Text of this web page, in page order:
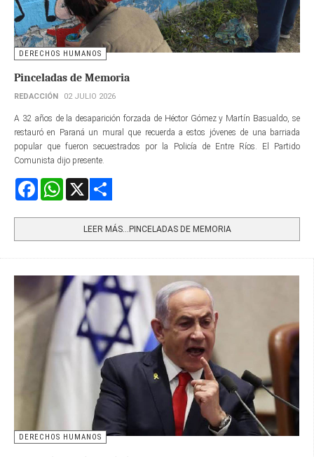
DERECHOS HUMANOS
Pinceladas de Memoria
REDACCIÓN 02 JULIO 2026
A 32 años de la desaparición forzada de Héctor Gómez y Martín Basualdo, se
restauró en Paraná un mural que recuerda a estos jóvenes de una barriada
popular que fueron secuestrados por la Policía de Entre Ríos. El Partido
Comunista dijo presente.
FacebookWhatsApp
LEER MÁS…PINCELADAS DE MEMORIA
DERECHOS HUMANOS